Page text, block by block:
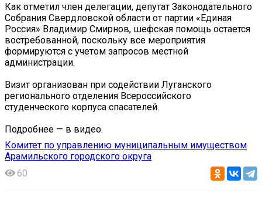
Как отметил член делегации, депутат Законодательного
Собрания Свердловской области от партии «Единая
Россия» Владимир Смирнов, шефская помощь остается
востребованной, поскольку все мероприятия
формируются с учетом запросов местной
администрации.
Визит организован при содействии Луганского
регионального отделения Всероссийского
студенческого корпуса спасателей.
Подробнее — в видео.
Комитет по управлению муниципальным имуществом
Арамильского городского округа
60